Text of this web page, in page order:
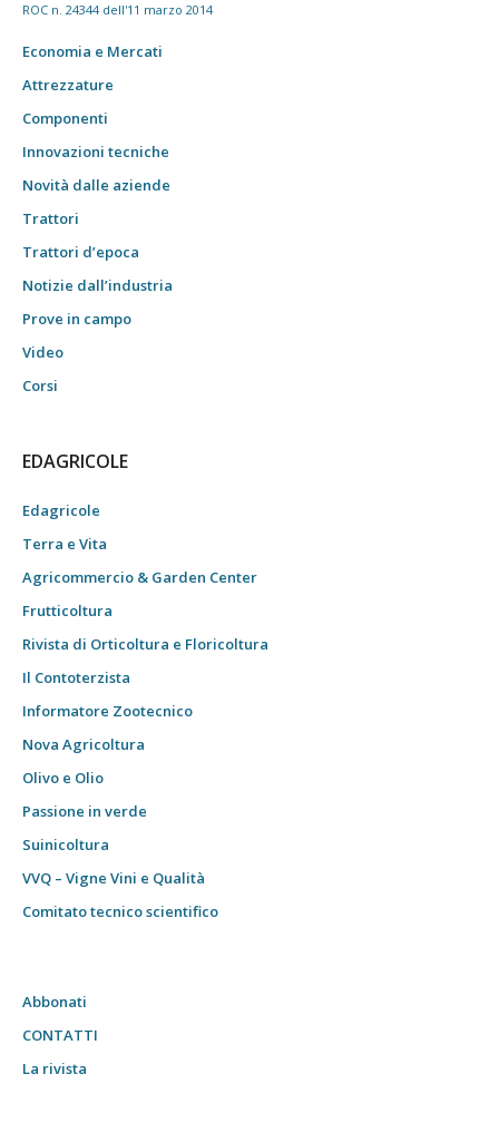
ROC n. 24344 dell'11 marzo 2014
Economia e Mercati
Attrezzature
Componenti
Innovazioni tecniche
Novità dalle aziende
Trattori
Trattori d’epoca
Notizie dall’industria
Prove in campo
Video
Corsi
EDAGRICOLE
Edagricole
Terra e Vita
Agricommercio & Garden Center
Frutticoltura
Rivista di Orticoltura e Floricoltura
Il Contoterzista
Informatore Zootecnico
Nova Agricoltura
Olivo e Olio
Passione in verde
Suinicoltura
VVQ – Vigne Vini e Qualità
Comitato tecnico scientifico
Abbonati
CONTATTI
La rivista